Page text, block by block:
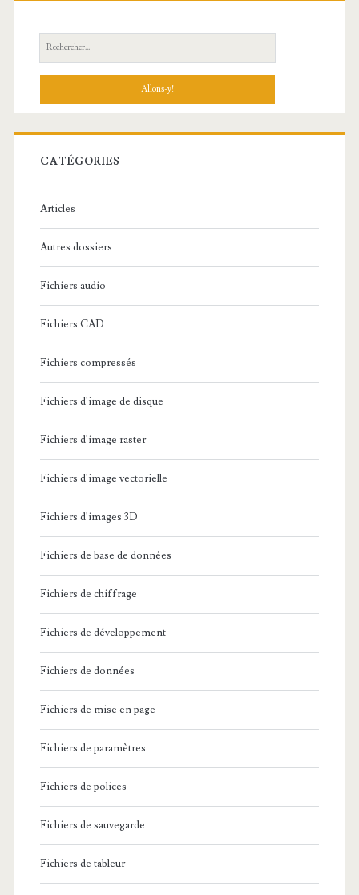
R
e
h
r
c
:
CATÉGORIES
Articles
Autres dossiers
Fichiers audio
Fichiers CAD
Fichiers compressés
Fichiers d'image de disque
Fichiers d'image raster
Fichiers d'image vectorielle
Fichiers d'images 3D
Fichiers de base de données
Fichiers de chiffrage
Fichiers de développement
Fichiers de données
Fichiers de mise en page
Fichiers de paramètres
Fichiers de polices
Fichiers de sauvegarde
Fichiers de tableur